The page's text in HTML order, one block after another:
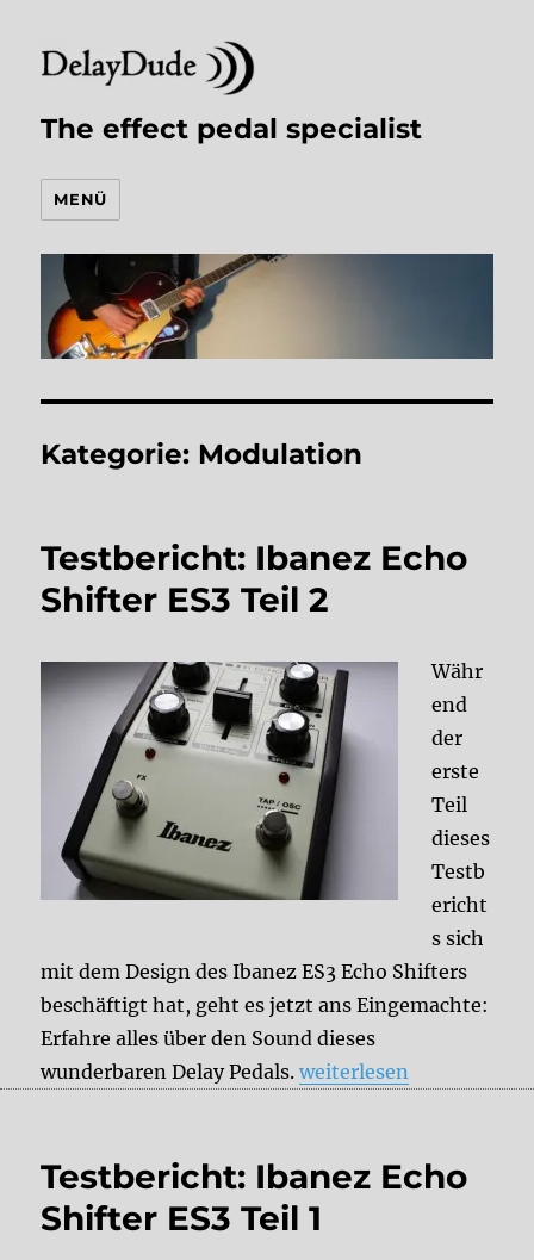
The effect pedal specialist
MENÜ
Kategorie: Modulation
Testbericht: Ibanez Echo
Shifter ES3 Teil 2
Währ
end
der
erste
Teil
dieses
Testb
ericht
s sich
mit dem Design des Ibanez ES3 Echo Shifters
beschäftigt hat, geht es jetzt ans Eingemachte:
Erfahre alles über den Sound dieses
wunderbaren Delay Pedals.„Testbericht: Ibanez
weiterlesen
Testbericht: Ibanez Echo
Shifter ES3 Teil 1